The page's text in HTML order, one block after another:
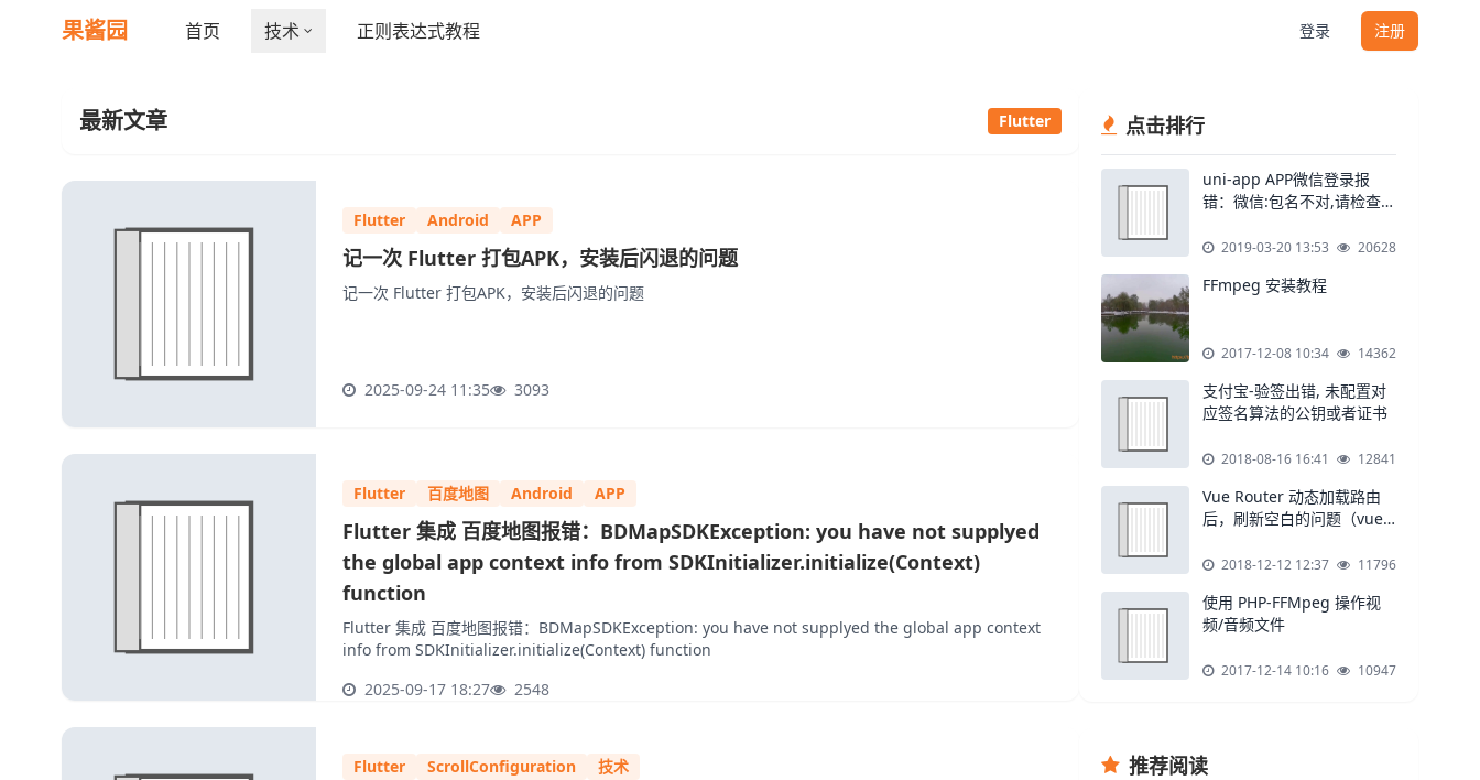
果酱园 首页 技术 正则表达式教程 登录 注册
最新文章 Flutter
Flutter Android APP
记一次 Flutter 打包APK，安装后闪退的问题
记一次 Flutter 打包APK，安装后闪退的问题
2025-09-24 11:35 3093
Flutter 百度地图 Android APP
Flutter 集成 百度地图报错：BDMapSDKException: you have not supplyed
the global app context info from SDKInitializer.initialize(Context)
function
Flutter 集成 百度地图报错：BDMapSDKException: you have not supplyed the global app context
info from SDKInitializer.initialize(Context) function
2025-09-17 18:27
2548
Flutter ScrollConfiguration 技术
点击排行
uni-app APP微信登录报
错：微信:包名不对,请检查包
一致2019-03-20 13:53 20628
FFmpeg 安装教程
2017-12-08 10:34 14362
支付宝-验签出错, 未配置对
应签名算法的公钥或者证书
2018-08-16 16:41 12841
Vue Router 动态加载路由
后，刷新空白的问题（vue-
2018-12-12 12:37 11796
使用 PHP-FFMpeg 操作视
频/音频文件
2017-12-14 10:16 10947
推荐阅读